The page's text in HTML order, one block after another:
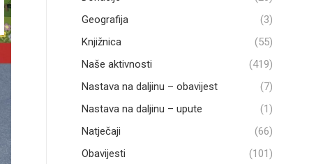
Geografija
(3)
Knjižnica
(55)
Naše aktivnosti
(419)
Nastava na daljinu – obavijest
(7)
Nastava na daljinu – upute
(1)
Natječaji
(66)
Obavijesti
(101)